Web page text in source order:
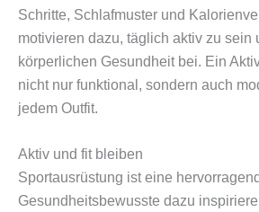
Schritte, Schlafmuster und
motivieren dazu, täglich aktiv zu sein
körperlichen Gesundheit bei. Ein
nicht nur funktional, sondern auch
jedem Outfit.
Aktiv und fit bleiben
Sportausrüstung ist eine
Gesundheitsbewusste dazu